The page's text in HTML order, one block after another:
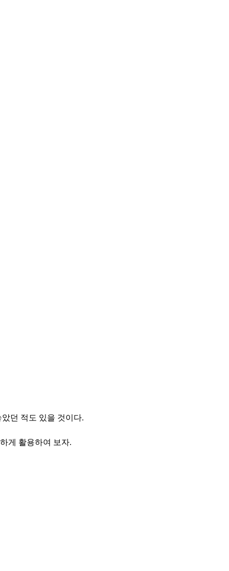
던 적도 있을 것이다.
게 활용하여 보자.